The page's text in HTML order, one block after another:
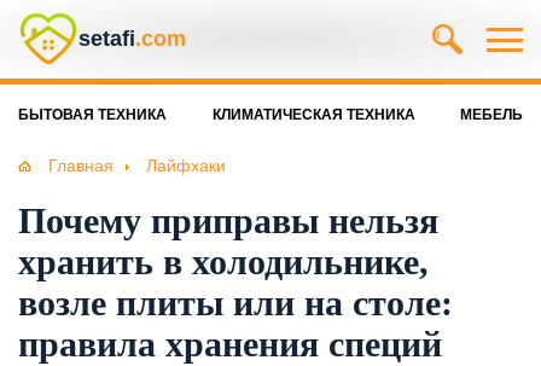
setafi.com
БЫТОВАЯ ТЕХНИКА КЛИМАТИЧЕСКАЯ ТЕХНИКА МЕБЕЛЬ
Главная Лайфхаки
Почему приправы нельзя
хранить в холодильнике,
возле плиты или на столе:
правила хранения специй